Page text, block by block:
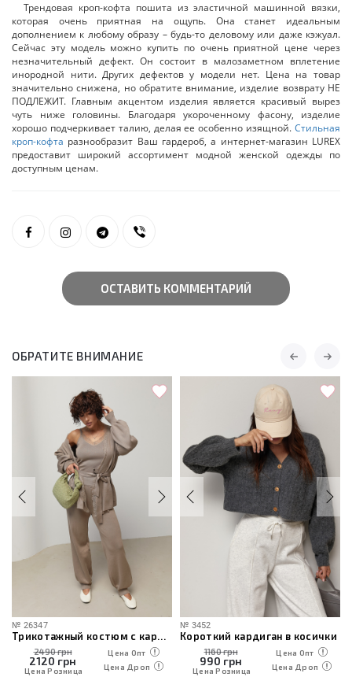
Трендовая кроп-кофта пошита из эластичной машинной вязки,
которая очень приятная на ощупь. Она станет идеальным
дополнением к любому образу – будь-то деловому или даже кэжуал.
Сейчас эту модель можно купить по очень приятной цене через
незначительный дефект. Он состоит в малозаметном вплетение
инородной нити. Других дефектов у модели нет. Цена на товар
значительно снижена, но обратите внимание, изделие возврату НЕ
ПОДЛЕЖИТ. Главным акцентом изделия является красивый вырез
чуть ниже головины. Благодаря укороченному фасону, изделие
хорошо подчеркивает талию, делая ее особенно изящной. Стильная
кроп-кофта разнообразит Ваш гардероб, а интернет-магазин LUREX
предоставит широкий ассортимент модной женской одежды по
доступным ценам.
ОСТАВИТЬ КОММЕНТАРИЙ
ОБРАТИТЕ ВНИМАНИЕ
№ 26347
Трикотажный костюм с кардиганом, топом и брюками
2490 грн
2120 грн
Цена Розница
Цена Опт
Цена Дроп
№ 3452
Короткий кардиган в косички
1160 грн
990 грн
Цена Розница
Цена Опт
Цена Дроп